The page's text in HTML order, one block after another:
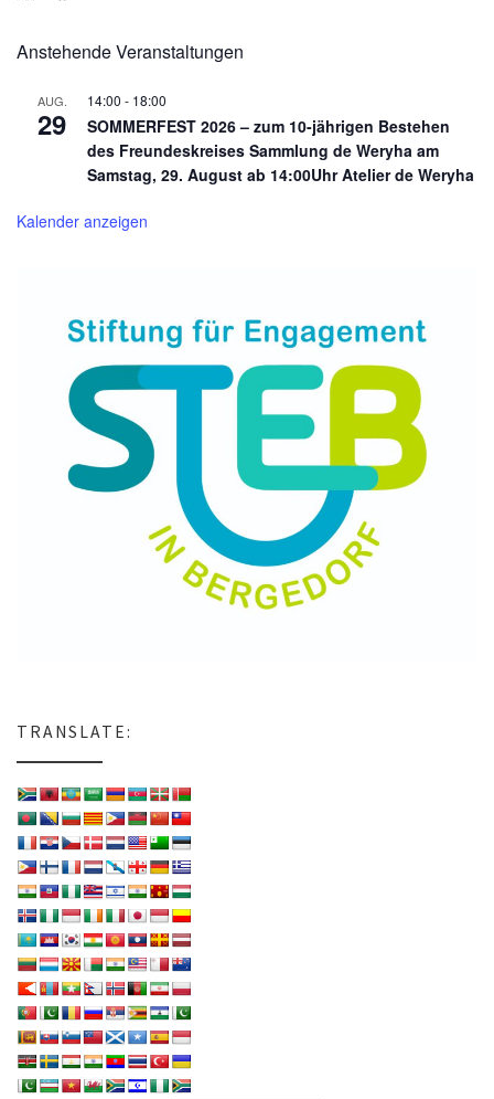
Anstehende Veranstaltungen
AUG.
29
14:00 - 18:00
SOMMERFEST 2026 – zum 10-jährigen Bestehen
des Freundeskreises Sammlung de Weryha am
Samstag, 29. August ab 14:00Uhr Atelier de Weryha
Kalender anzeigen
TRANSLATE: